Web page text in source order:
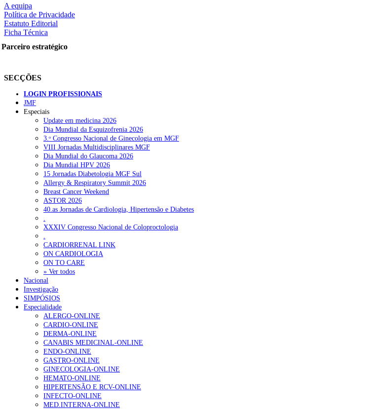
nas redes sociais:
RECENTES
Quase 11.900 jovens recorreram aos cheques psicólogo e nutricionista no primeiro mês
ULS de Coimbra estreia cirurgia endoscópica do ouvido com apoio robótico em Portugal
Enfermeiros exigem esclarecimentos sobre eventual gestão privada da ULS do Algarve
Ordem dos Médicos alerta para riscos no novo sistema de acesso a consultas e cirurgias
Portugal está a formar os médicos de que precisa?
MAIS LIDAS
Enfermagem Forense. “Da urgência ao tribunal, cada gesto conta e cada profissional faz a diferença”
202 visualizações
Alguns milhares de utentes podem ficar sem médico de família com nova regras do registo, alerta associação
155 visualizações
1.º Episódio do Podcast “Frequência Cardio – Sintoniza-te na Insuficiência Cardíaca” da Bayer
99 visualizações
A equipa
Política de Privacidade
Estatuto Editorial
Ficha Técnica
Parceiro estratégico
SECÇÕES
LOGIN PROFISSIONAIS
JMF
Especiais
Update em medicina 2026
Dia Mundial da Esquizofrenia 2026
3.ᵒ Congresso Nacional de Ginecologia em MGF
VIII Jornadas Multidisciplinares MGF
Dia Mundial do Glaucoma 2026
Dia Mundial HPV 2026
15 Jornadas Diabetologia MGF Sul
Allergy & Respiratory Summit 2026
Breast Cancer Weekend
ASTOR 2026
40.as Jornadas de Cardiologia, Hipertensão e Diabetes
.
XXXIV Congresso Nacional de Coloproctologia
.
CARDIORRENAL LINK
ON CARDIOLOGIA
ON TO CARE
» Ver todos
Nacional
Investigação
SIMPÓSIOS
Especialidade
ALERGO-ONLINE
CARDIO-ONLINE
DERMA-ONLINE
CANABIS MEDICINAL-ONLINE
ENDO-ONLINE
GASTRO-ONLINE
GINECOLOGIA-ONLINE
HEMATO-ONLINE
HIPERTENSÃO E RCV-ONLINE
INFECTO-ONLINE
MED.INTERNA-ONLINE